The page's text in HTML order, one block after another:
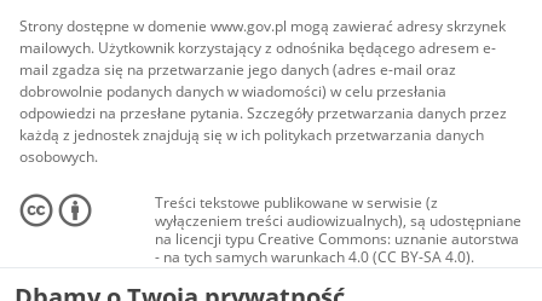
Strony dostępne w domenie www.gov.pl mogą zawierać adresy skrzynek
mailowych. Użytkownik korzystający z odnośnika będącego adresem e-
mail zgadza się na przetwarzanie jego danych (adres e-mail oraz
dobrowolnie podanych danych w wiadomości) w celu przesłania
odpowiedzi na przesłane pytania. Szczegóły przetwarzania danych przez
każdą z jednostek znajdują się w ich politykach przetwarzania danych
osobowych.
Treści tekstowe publikowane w serwisie (z
wyłączeniem treści audiowizualnych), są udostępniane
na licencji typu Creative Commons: uznanie autorstwa
- na tych samych warunkach 4.0 (CC BY-SA 4.0).
Materiały audiowizualne, w tym zdjęcia, materiały
audio i wideo, są udostępniane na licencji typu